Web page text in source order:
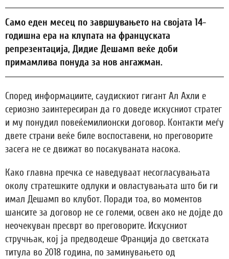
Само еден месец по завршувањето на својата 14-
годишна ера на клупата на француската
репрезентација, Дидие Дешамп веќе доби
примамлива понуда за нов ангажман.
Според информациите, саудискиот гигант Ал Ахли е
сериозно заинтересиран да го доведе искусниот стратег
и му понудил повеќемилионски договор. Контакти меѓу
двете страни веќе биле воспоставени, но преговорите
засега не се движат во посакуваната насока.
Како главна пречка се наведуваат несогласувањата
околу стратешките одлуки и овластувањата што би ги
имал Дешамп во клубот. Поради тоа, во моментов
шансите за договор не се големи, освен ако не дојде до
неочекуван пресврт во преговорите. Искусниот
стручњак, кој ја предводеше Франција до светската
титула во 2018 година, по заминувањето од